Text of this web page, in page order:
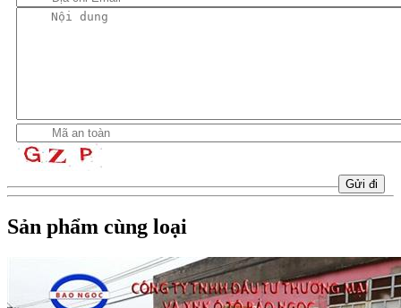
Sản phẩm cùng loại